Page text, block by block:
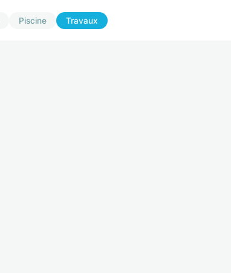
Piscine Travaux